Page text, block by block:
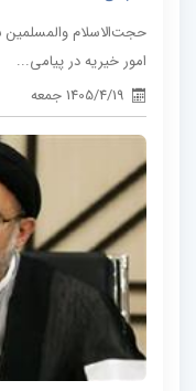
حجت‌الاسلام
امور خیریه در پیامی...
1405/4/19 جمعه